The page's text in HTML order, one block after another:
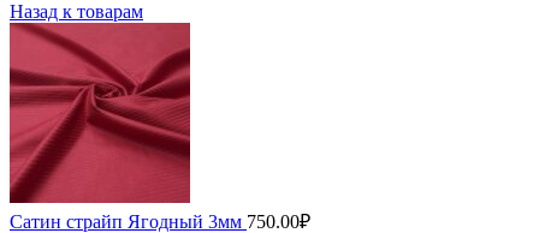
Назад к товарам
Сатин страйп Ягодный 3мм 750.00₽